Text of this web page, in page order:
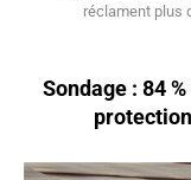
réclament plus
Sondage : 84